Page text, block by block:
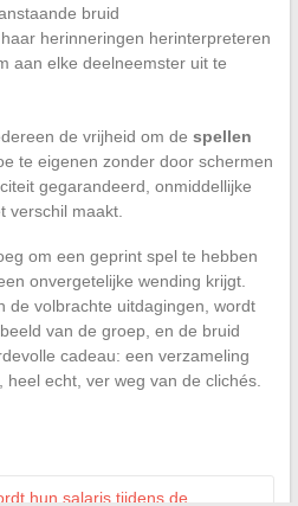
bruid
herinneringen herinterpreteren
aan elke deelneemster uit te
de vrijheid om de spellen
te eigenen zonder door schermen
gegarandeerd, onmiddellijke
verschil maakt.
om een geprint spel te hebben
onvergetelijke wending krijgt.
de volbrachte uitdagingen, wordt
van de groep, en de bruid
cadeau: een verzameling
echt, ver weg van de clichés.
hun salaris tijdens de